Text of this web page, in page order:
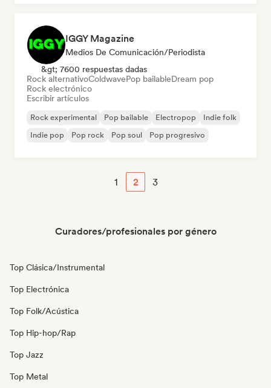
IGGY Magazine
Medios De Comunicación/Periodista
&gt; 7600 respuestas dadas
Rock alternativoColdwavePop bailableDream pop
Rock electrónico
Escribir artículos
Rock experimental Pop bailable Electropop
Indie folk
Indie pop
Pop rock Pop soul Pop progresivo
1 2 3
Curadores/profesionales por género
Top Clásica/Instrumental
Top Electrónica
Top Folk/Acústica
Top Hip-hop/Rap
Top Jazz
Top Metal